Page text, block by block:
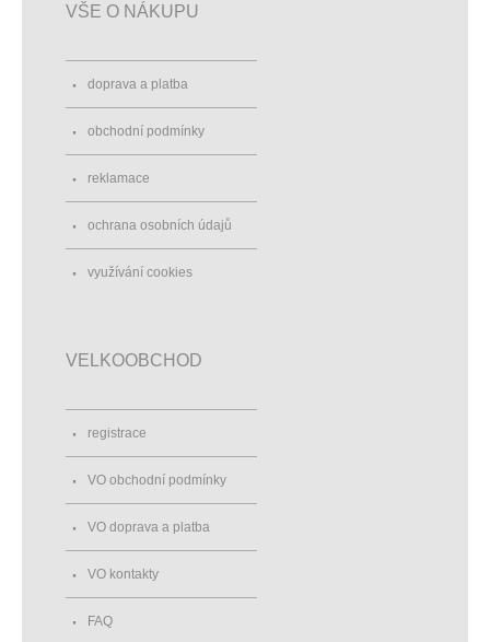
VŠE O NÁKUPU
doprava a platba
obchodní podmínky
reklamace
ochrana osobních údajů
využívání cookies
VELKOOBCHOD
registrace
VO obchodní podmínky
VO doprava a platba
VO kontakty
FAQ